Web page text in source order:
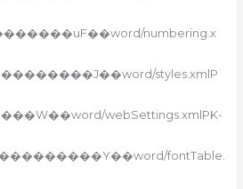
numbering.x
styles.xmlP
webSettings.xmlPK-
fontTable.